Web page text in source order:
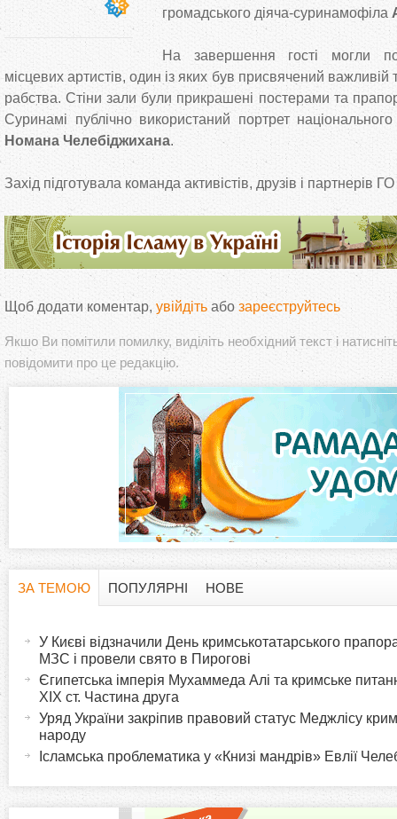
громадського діяча-суринамофіла
На завершення гості могли
місцевих артистів, один із яких був присвячений важливій
рабства. Стіни зали були прикрашені постерами та
Суринамі публічно використаний портрет
Номана Челебіджихана.
Захід підготувала команда активістів, друзів і партнерів
Щоб додати коментар, увійдіть або зареєструйтесь
Якшо Ви помітили помилку, виділіть необхідний текст і
повідомити про це редакцію.
z
ЗА ТЕМОЮ
в
к
ПОПУЛЯРНІ НОВЕ
У Києві відзначили День кримськотатарського
МЗС і провели свято в Пирогові
Єгипетська імперія Мухаммеда Алі та кримське
XIX ст. Частина друга
Уряд України закріпив правовий статус Меджлісу
народу
Ісламська проблематика у «Книзі мандрів» Евлії